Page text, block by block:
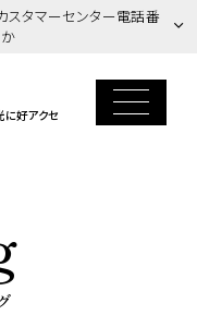
スタマーセンター電話番
に好アクセ